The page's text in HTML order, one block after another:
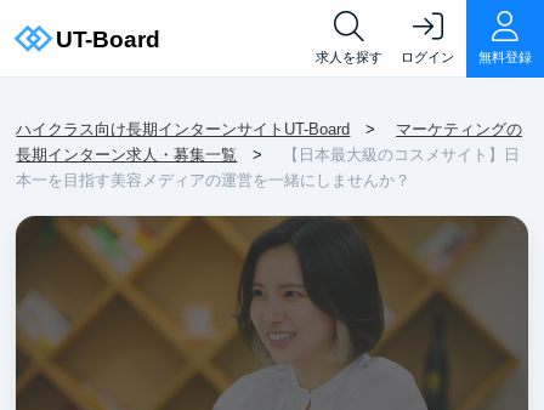
求人を探す ログイン 無料登録
ハイクラス向け長期インターンサイトUT-Board
マーケティングの
長期インターン求人・募集一覧
【日本最大級のコスメサイト】日
本一を目指す美容メディアの運営を一緒にしませんか？